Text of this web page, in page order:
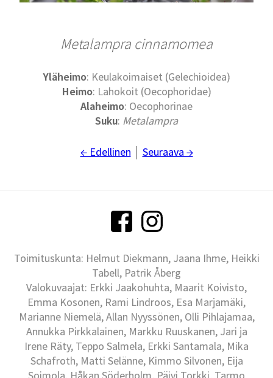
Metalampra cinnamomea
Yläheimo: Keulakoimaiset (Gelechioidea)
Heimo: Lahokoit (Oecophoridae)
Alaheimo: Oecophorinae
Suku: Metalampra
← Edellinen Seuraava →
Toimituskunta: Helmut Diekmann, Jaana Ihme, Heikki
Tabell, Patrik Åberg
Valokuvaajat: Erkki Jaakohuhta, Maarit Koivisto,
Emma Kosonen, Rami Lindroos, Esa Marjamäki,
Marianne Niemelä, Allan Nyyssönen, Olli Pihlajamaa,
Annukka Pirkkalainen, Markku Ruuskanen, Jari ja
Irene Räty, Teppo Salmela, Erkki Santamala, Mika
Schafroth, Matti Selänne, Kimmo Silvonen, Eija